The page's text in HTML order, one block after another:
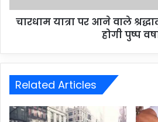
चारधाम यात्रा पर आने वाले
होगी पुष्प
Related Articles